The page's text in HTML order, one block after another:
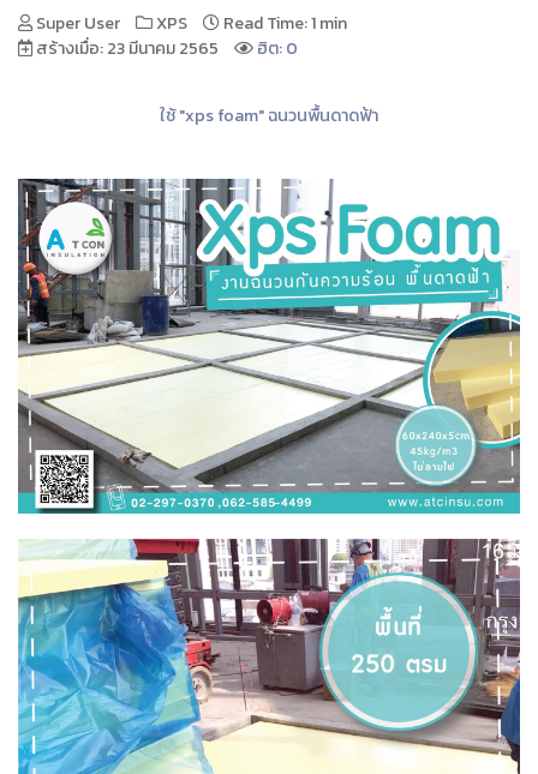
Super User XPS
Read Time: 1 min
สร้างเมื่อ: 23 มีนาคม 2565
ฮิต: 0
ใช้ "xps foam" ฉนวนพื้นดาดฟ้า